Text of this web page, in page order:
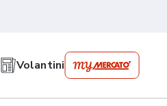
Volantini